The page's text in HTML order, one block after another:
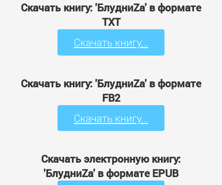
Скачать книгу: 'БлудниZа' в формате
TXT
Скачать книгу...
Скачать книгу: 'БлудниZа' в формате
FB2
Скачать книгу...
Скачать электронную книгу:
'БлудниZа' в формате EPUB